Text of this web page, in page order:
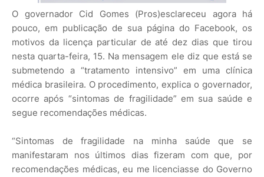
O governador Cid Gomes (Pros)esclareceu agora há
pouco, em publicação de sua página do Facebook, os
motivos da licença particular de até dez dias que tirou
nesta quarta-feira, 15. Na mensagem ele diz que está se
submetendo a “tratamento intensivo” em uma clínica
médica brasileira. O procedimento, explica o governador,
ocorre após “sintomas de fragilidade” em sua saúde e
segue recomendações médicas.
“Sintomas de fragilidade na minha saúde que se
manifestaram nos últimos dias fizeram com que, por
recomendações médicas, eu me licenciasse do Governo